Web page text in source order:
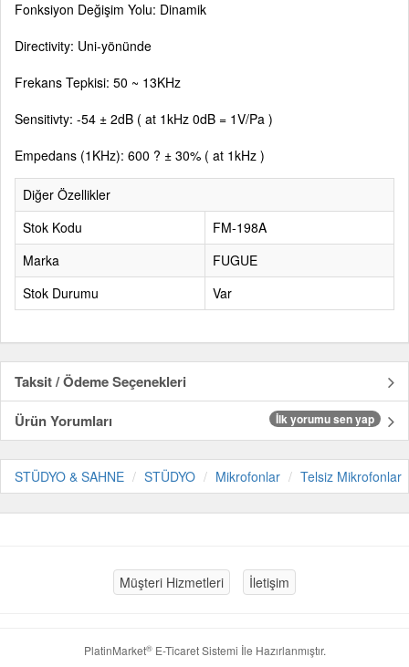
Fonksiyon Değişim Yolu: Dinamik
Directivity: Uni-yönünde
Frekans Tepkisi: 50 ~ 13KHz
Sensitivty: -54 ± 2dB ( at 1kHz 0dB = 1V/Pa )
Empedans (1KHz): 600 ? ± 30% ( at 1kHz )
Diğer Özellikler
Stok Kodu
FM-198A
Marka
FUGUE
Stok Durumu
Var
Taksit / Ödeme Seçenekleri
Ürün Yorumları
İlk yorumu sen yap
STÜDYO & SAHNE STÜDYO Mikrofonlar Telsiz Mikrofonlar
Müşteri Hizmetleri İletişim
PlatinMarket®E-Ticaret Sistemi İle Hazırlanmıştır.